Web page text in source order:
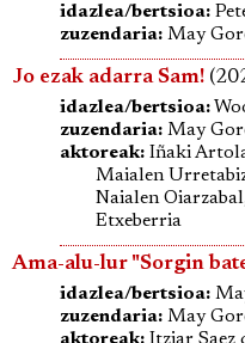
idazlea/bertsioa:
zuzendaria: May
Jo ezak adarra Sam!
idazlea/bertsioa:
zuzendaria: May
aktoreak: Iñaki
Maialen
Naialen
Etxeberria
Ama-alu-lur "Sorgin
idazlea/bertsioa:
zuzendaria: May
aktoreak: Itziar Saez